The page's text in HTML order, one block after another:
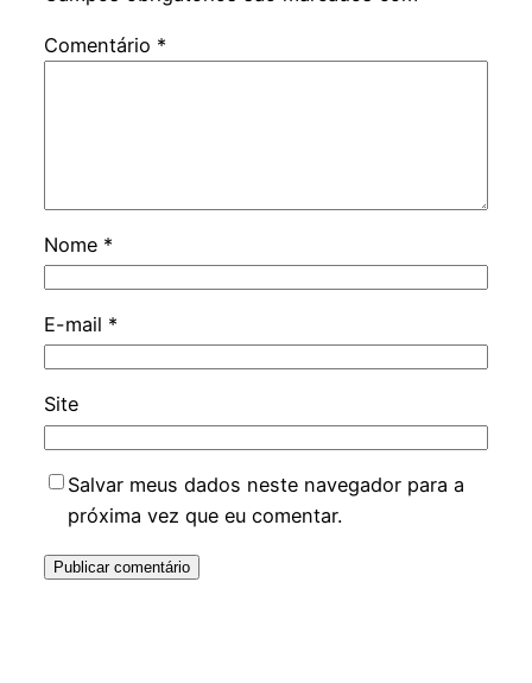
Comentário *
Nome *
E-mail *
Site
Salvar meus dados neste navegador para a
próxima vez que eu comentar.